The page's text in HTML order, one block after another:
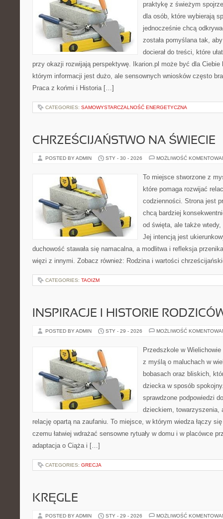
praktykę z świeżym
dla osób, które wybierają
jednocześnie chcą
została pomyślana tak,
docierał do treści, które
przy okazji rozwijają perspektywę. Ikarion.pl może być dla Ciebie
którym informacji jest dużo, ale sensownych wniosków często
Praca z końmi i Historia […]
CATEGORIES: SAMOWYSTARCZALNOŚĆ ENERGETYCZNA
CHRZEŚCIJAŃSTWO NA ŚWIECIE
POSTED BY ADMIN STY - 30 - 2026 MOŻLIWOŚĆ
To miejsce stworzone z
które pomaga rozwijać
codzienności. Strona jest
chcą bardziej
od święta, ale także
Jej intencją jest
duchowość stawała się namacalna, a modlitwa i refleksja
więzi z innymi. Zobacz również: Rodzina i wartości
CATEGORIES: TAOIZM
INSPIRACJE I HISTORIE
POSTED BY ADMIN STY - 29 - 2026 MOŻLIWOŚĆ
Przedszkole w
z myślą o maluchach w
bobasach oraz bliskich,
dziecka w sposób
sprawdzone podpowiedzi
dzieckiem, towarzyszenia,
relację opartą na zaufaniu. To miejsce, w którym wiedza łączy
czemu łatwiej wdrażać sensowne rytuały w domu i w placówce
adaptacja o Ciąża i […]
CATEGORIES: GRECJA
KRĘGLE
POSTED BY ADMIN STY - 29 - 2026 MOŻLIWOŚĆ